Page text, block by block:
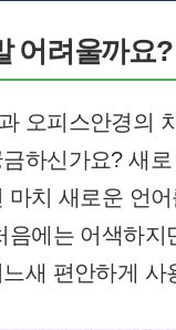
어려울까요?
오피스안경의
하신가요? 새로
마치 새로운 언
음에는 어색하지
새 편안하게 사